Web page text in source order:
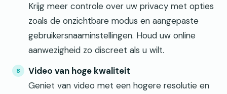
Krijg meer controle over uw privacy met opties
zoals de onzichtbare modus en aangepaste
gebruikersnaaminstellingen. Houd uw online
aanwezigheid zo discreet als u wilt.
Video van hoge kwaliteit
Geniet van video met een hogere resolutie en